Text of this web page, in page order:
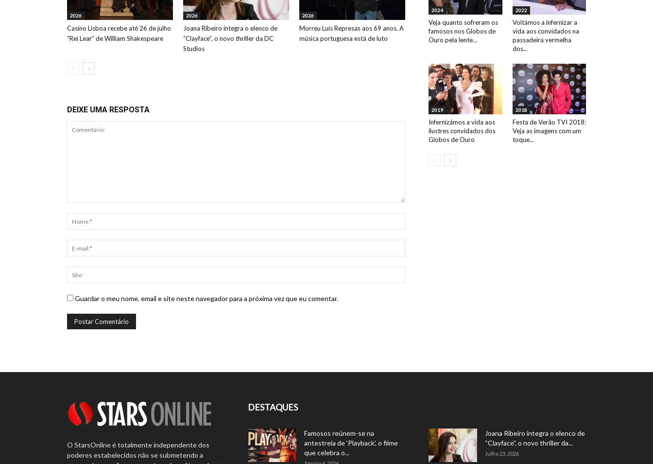
2026
Casino Lisboa recebe até 26 de julho
“Rei Lear” de William Shakespeare
2026
Joana Ribeiro integra o elenco de
“Clayface”, o novo thriller da DC
Studios
2026
Morreu Luís Represas aos 69 anos. A
música portuguesa está de luto
DEIXE UMA RESPOSTA
Guardar o meu nome, email e site neste navegador para a próxima vez que eu comentar.
2024
Veja quanto sofreram os
famosos nos Globos de
Ouro pela lente...
2022
Voltámos a infernizar a
vida aos convidados na
passadeira vermelha
dos...
2019
Infernizámos a vida aos
ilustres convidados dos
Globos de Ouro
2018
Festa de Verão TVI 2018:
Veja as imagens com um
toque...
O StarsOnline é totalmente independente dos
poderes estabelecidos não se submetendo a
DESTAQUES
Famosos reúnem-se na
antestreia de ‘Playback’, o filme
que celebra o...
Joana Ribeiro integra o elenco de
“Clayface”, o novo thriller da...
Julho 23, 2026